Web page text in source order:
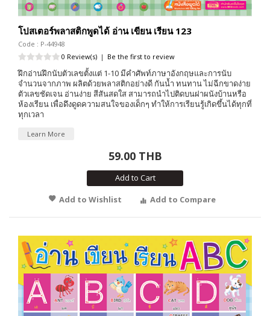
โปสเตอร์พลาสติกพูดได้ อ่าน เขียน เรียน 123
Code : P-44948
0 Review(s) | Be the first to review
ฝึกอ่านฝึกนับตัวเลขตั้งแต่ 1-10 มีคำศัพท์ภาษาอังกฤษและการนับ
จำนวนจากภาพ ผลิตด้วยพลาสติกอย่างดี กันน้ำ ทนทาน ไม่ฉีกขาดง่าย
ตัวเลขชัดเจน อ่านง่าย สีสันสดใส สามารถนำไปติดบนฝาผนังบ้านหรือ
ห้องเรียน เพื่อดึงดูดความสนใจของเด็กๆ ทำให้การเรียนรู้เกิดขึ้นได้ทุกที่
ทุกเวลา
Learn More
59.00 THB
Add to Cart
Add to Wishlist
Add to Compare